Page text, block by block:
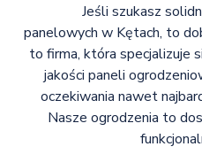
Jeśli szukasz
panelowych w Kętach, to
to firma, która specjalizuje
jakości paneli
oczekiwania nawet
Nasze ogrodzenia to